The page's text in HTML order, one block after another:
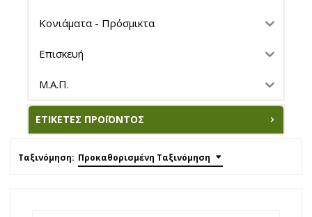
Κονιάματα - Πρόσμικτα
Επισκευή
Μ.Α.Π.
ΕΤΙΚΈΤΕΣ ΠΡΟΪΌΝΤΟΣ
Ταξινόμηση: Προκαθορισμένη Ταξινόμηση